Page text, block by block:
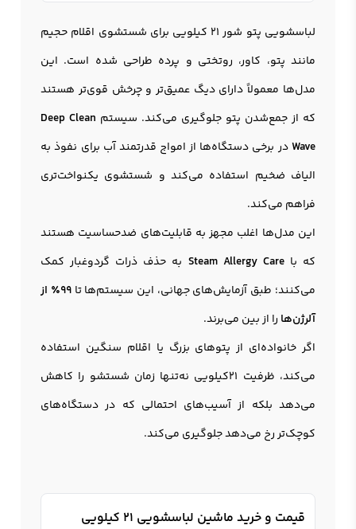
لباسشویی پتو شور 21 کیلویی برای شستشوی اقلام حجیم
مانند پتو، کاور، روتختی و پرده طراحی شده است. این
مدل‌ها معمولاً دارای دیگ عمیق‌تر و چرخش قوی‌تر هستند
که از جمع‌شدن پتو جلوگیری می‌کند. سیستم Deep Clean
Waveدر برخی دستگاه‌ها از امواج قدرتمند آب برای نفوذ به
الیاف ضخیم استفاده می‌کند و شستشوی یکنواخت‌تری
فراهم می‌کند.
این مدل‌ها اغلب مجهز به قابلیت‌های ضدحساسیت هستند
که باSteam Allergy Care به حذف ذرات گردوغبار کمک
می‌کنند؛ طبق آزمایش‌های جهانی، این سیستم‌ها تا
۹۹٪ از
آلرژن‌ها را از بین می‌برند.
اگر خانواده‌ای از پتوهای بزرگ یا اقلام سنگین استفاده
می‌کند، ظرفیت 21کیلویی نه‌تنها زمان شستشو را کاهش
می‌دهد بلکه از آسیب‌های احتمالی که در دستگاه‌های
کوچک‌تر رخ می‌دهد جلوگیری می‌کند.
قیمت و خرید ماشین لباسشویی 21 کیلویی